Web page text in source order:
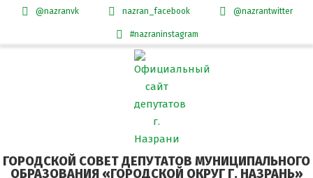
@nazranvk nazran_facebook @nazrantwitter
#nazraninstagram
ГОРОДСКОЙ СОВЕТ ДЕПУТАТОВ МУНИЦИПАЛЬНОГО
ОБРАЗОВАНИЯ «ГОРОДСКОЙ ОКРУГ Г. НАЗРАНЬ»